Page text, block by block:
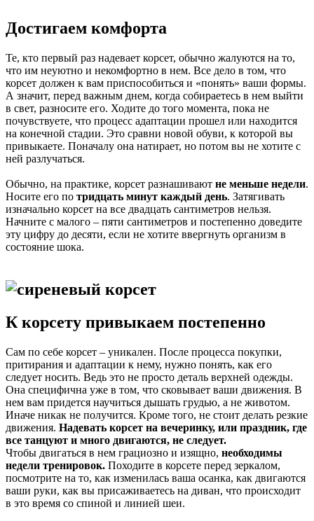
Достигаем комфорта
Те, кто первый раз надевает корсет, обычно жалуются на то,
что им неуютно и некомфортно в нем. Все дело в том, что
корсет должен к вам приспособиться и «понять» ваши формы.
А значит, перед важным днем, когда собираетесь в нем выйти
в свет, разносите его. Ходите до того момента, пока не
почувствуете, что процесс адаптации прошел или находится
на конечной стадии. Это сравни новой обуви, к которой вы
привыкаете. Поначалу она натирает, но потом вы не хотите с
ней разлучаться.
Обычно, на практике, корсет разнашивают не меньше недели.
Носите его по тридцать минут каждый день. Затягивать
изначально корсет на все двадцать сантиметров нельзя.
Начните с малого – пяти сантиметров и постепенно доведите
эту цифру до десяти, если не хотите ввергнуть организм в
состояние шока.
К корсету привыкаем постепенно
Сам по себе корсет – уникален. После процесса покупки,
притирания и адаптации к нему, нужно понять, как его
следует носить. Ведь это не просто деталь верхней одежды.
Она специфична уже в том, что сковывает ваши движения. В
нем вам придется научиться дышать грудью, а не животом.
Иначе никак не получится. Кроме того, не стоит делать резкие
движения. Надевать корсет на вечеринку, или праздник, где
все танцуют и много двигаются, не следует.
Чтобы двигаться в нем грациозно и изящно, необходимы
недели тренировок. Походите в корсете перед зеркалом,
посмотрите на то, как изменилась ваша осанка, как двигаются
ваши руки, как вы присаживаетесь на диван, что происходит
в это время со спиной и линией шеи.